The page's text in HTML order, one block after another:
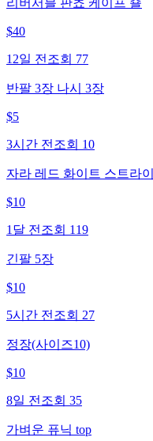
리버서블 판쵸 케이프 숄
$40
12일 전 조회 77
반팔 3장 나시 3장
$5
3시간 전 조회 10
자라 레드 화이트 스트라
$10
1달 전 조회 119
긴팔 5장
$10
5시간 전 조회 27
정장(사이즈10)
$10
8일 전 조회 35
가벼운 퓨닉 top